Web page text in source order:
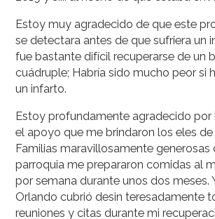
Estoy muy agradecido de que este
se detectara antes de que sufriera un
fue bastante difícil recuperarse de un
cuádruple; Habría sido mucho peor si
un infarto.
Estoy profundamente agradecido por
el apoyo que me brindaron los eles de
Familias maravillosamente generosas
parroquia me prepararon comidas al
por semana durante unos dos meses.
Orlando cubrió desin teresadamente
reuniones y citas durante mi